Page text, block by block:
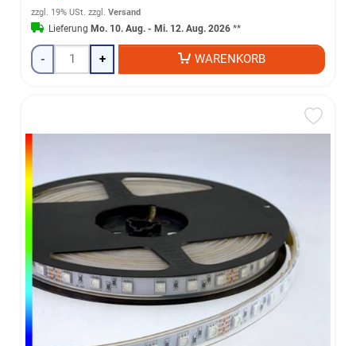
zzgl. 19% USt. zzgl.Versand
Lieferung Mo. 10. Aug. - Mi. 12. Aug. 2026 **
- + WARENKORB